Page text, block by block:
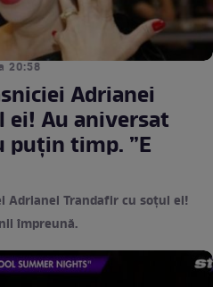
20:58
Adrianei
ei! Au aniversat
puțin timp. ”E
Adrianei Trandafir cu soțul ei!
împreună.